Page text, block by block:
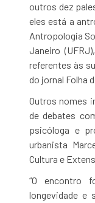
outros dez
eles está a
Antropologia
Janeiro
referentes às
do jornal Folha
Outros nomes
de debates
psicóloga e
urbanista
Cultura e
“O encontro
longevidade e